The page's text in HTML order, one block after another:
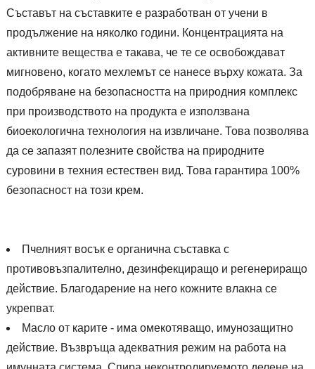
Съставът на съставките е разработван от учени в
продължение на няколко години. Концентрацията на
активните вещества е такава, че те се освобождават
мигновено, когато мехлемът се нанесе върху кожата. За
подобряване на безопасността на природния комплекс
при производството на продукта е използвана
биоекологична технология на извличане. Това позволява
да се запазят полезните свойства на природните
суровини в техния естествен вид. Това гарантира 100%
безопасност на този крем.
Пчелният восък е органична съставка с
противовъзпалително, дезинфекциращо и регенериращо
действие. Благодарение на него кожните влакна се
укрепват.
Масло от карите - има омекотяващо, имунозащитно
действие. Възвръща адекватния режим на работа на